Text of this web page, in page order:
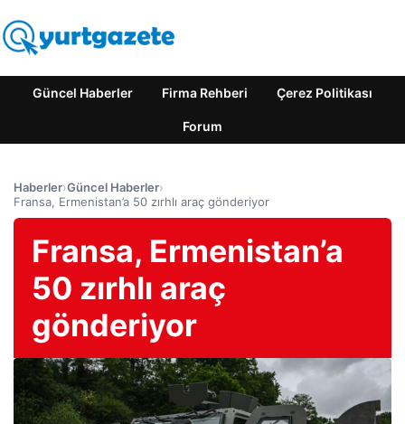
Güncel Haberler Firma Rehberi Çerez Politikası
Forum
Haberler›Güncel Haberler›
Fransa, Ermenistan’a 50 zırhlı araç gönderiyor
Fransa, Ermenistan’a
50 zırhlı araç
gönderiyor